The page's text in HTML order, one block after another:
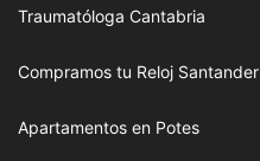
Traumatóloga Cantabria
Compramos tu Reloj Santander
Apartamentos en Potes